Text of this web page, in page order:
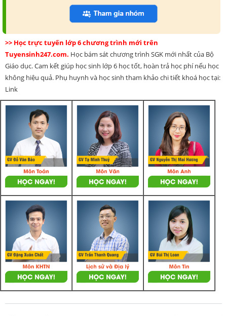
>> Học trực tuyến lớp 6 chương trình mới trên
Tuyensinh247.com. Học bám sát chương trình SGK mới nhất của Bộ
Giáo dục. Cam kết giúp học sinh lớp 6 học tốt, hoàn trả học phí nếu học
không hiệu quả. Phụ huynh và học sinh tham khảo chi tiết khoá học tại:
Link